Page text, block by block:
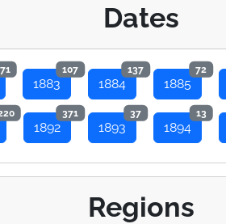
Dates
71
1883
107
1884
137
1885
72
1892
371
1893
37
1894
13
Regions